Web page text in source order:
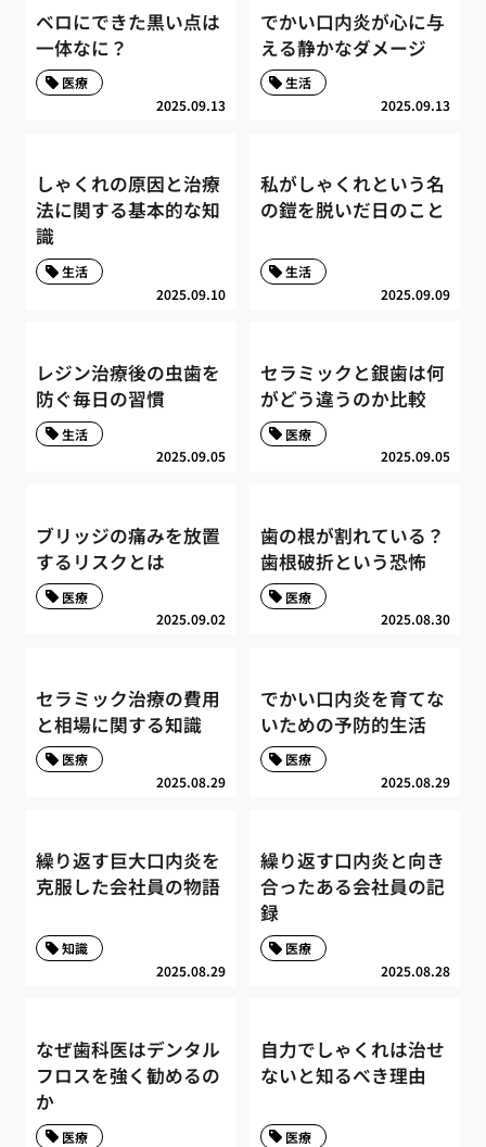
ベロにできた黒い点は
一体なに？
2025.09.13
医療
でかい口内炎が心に与
える静かなダメージ
2025.09.13
生活
しゃくれの原因と治療
法に関する基本的な知
識
2025.09.10
生活
私がしゃくれという名
の鎧を脱いだ日のこと
2025.09.09
生活
レジン治療後の虫歯を
防ぐ毎日の習慣
2025.09.05
生活
セラミックと銀歯は何
がどう違うのか比較
2025.09.05
医療
ブリッジの痛みを放置
するリスクとは
2025.09.02
医療
歯の根が割れている？
歯根破折という恐怖
2025.08.30
医療
セラミック治療の費用
と相場に関する知識
2025.08.29
医療
でかい口内炎を育てな
いための予防的生活
2025.08.29
医療
繰り返す巨大口内炎を
克服した会社員の物語
2025.08.29
知識
繰り返す口内炎と向き
合ったある会社員の記
録
2025.08.28
医療
なぜ歯科医はデンタル
フロスを強く勧めるの
か
医療
自力でしゃくれは治せ
ないと知るべき理由
医療